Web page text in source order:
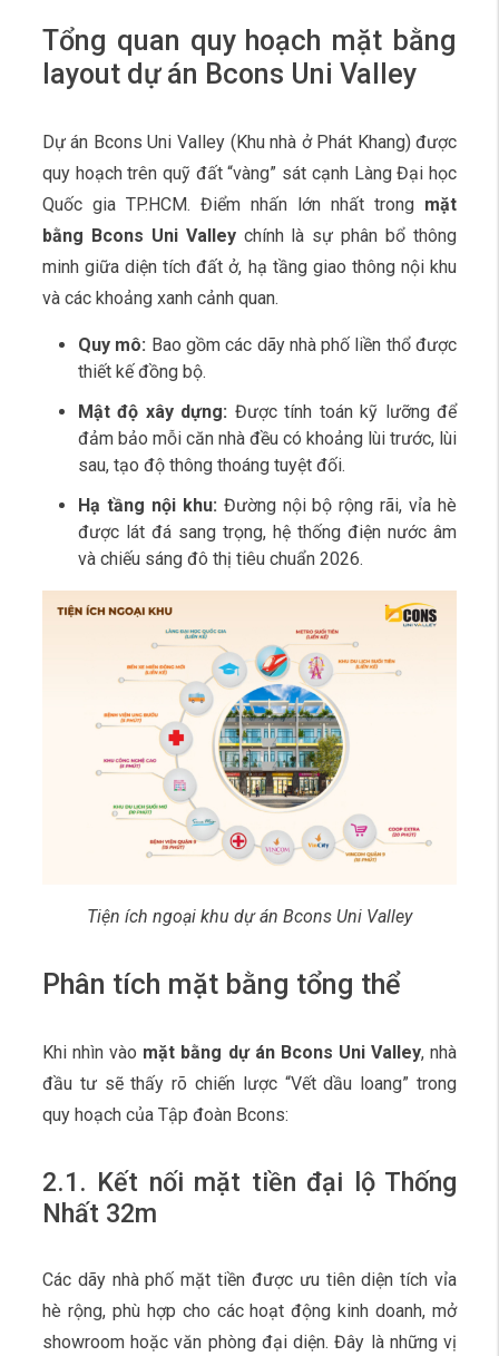
Tổng quan quy hoạch mặt bằng
layout dự án Bcons Uni Valley
Dự án Bcons Uni Valley (Khu nhà ở Phát Khang) được
quy hoạch trên quỹ đất “vàng” sát cạnh Làng Đại học
Quốc gia TP.HCM. Điểm nhấn lớn nhất trong mặt
bằng Bcons Uni Valley chính là sự phân bổ thông
minh giữa diện tích đất ở, hạ tầng giao thông nội khu
và các khoảng xanh cảnh quan.
Quy mô: Bao gồm các dãy nhà phố liền thổ được
thiết kế đồng bộ.
Mật độ xây dựng: Được tính toán kỹ lưỡng để
đảm bảo mỗi căn nhà đều có khoảng lùi trước, lùi
sau, tạo độ thông thoáng tuyệt đối.
Hạ tầng nội khu: Đường nội bộ rộng rãi, vỉa hè
được lát đá sang trọng, hệ thống điện nước âm
và chiếu sáng đô thị tiêu chuẩn 2026.
Tiện ích ngoại khu dự án Bcons Uni Valley
Phân tích mặt bằng tổng thể
Khi nhìn vào mặt bằng dự án Bcons Uni Valley, nhà
đầu tư sẽ thấy rõ chiến lược “Vết dầu loang” trong
quy hoạch của Tập đoàn Bcons:
2.1. Kết nối mặt tiền đại lộ Thống
Nhất 32m
Các dãy nhà phố mặt tiền được ưu tiên diện tích vỉa
hè rộng, phù hợp cho các hoạt động kinh doanh, mở
showroom hoặc văn phòng đại diện. Đây là những vị